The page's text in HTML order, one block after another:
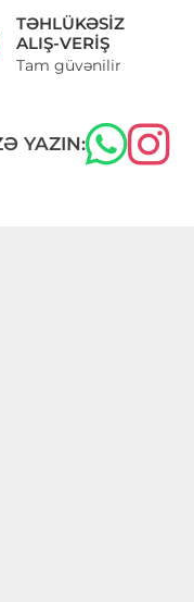
TƏHLÜKƏSIZ
ALIŞ-VERIŞ
Tam güvənilir
YAZIN: